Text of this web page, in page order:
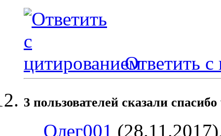
Ответить с
3 пользователей сказали
Олег001